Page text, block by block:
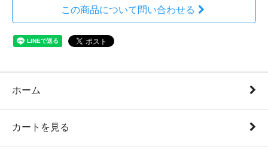
この商品について問い合わせる
ホーム
カートを見る